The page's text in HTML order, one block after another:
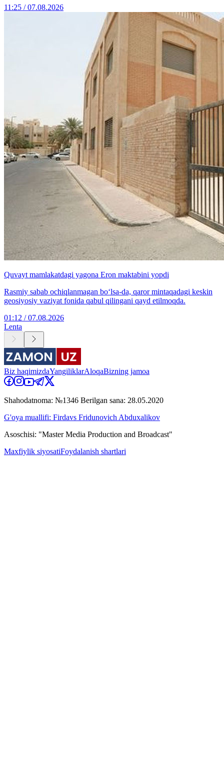
11:25 / 07.08.2026
Quvayt mamlakatdagi yagona Eron maktabini yopdi
Rasmiy sabab ochiqlanmagan bo‘lsa-da, qaror mintaqadagi keskin
geosiyosiy vaziyat fonida qabul qilingani qayd etilmoqda.
01:12 / 07.08.2026
Lenta
Biz haqimizdaYangiliklarAloqaBizning jamoa
Shahodatnoma: №1346 Berilgan sana: 28.05.2020
G'oya muallifi: Firdavs Fridunovich Abduxalikov
Asoschisi: "Master Media Production and Broadcast"
Maxfiylik siyosatiFoydalanish shartlari